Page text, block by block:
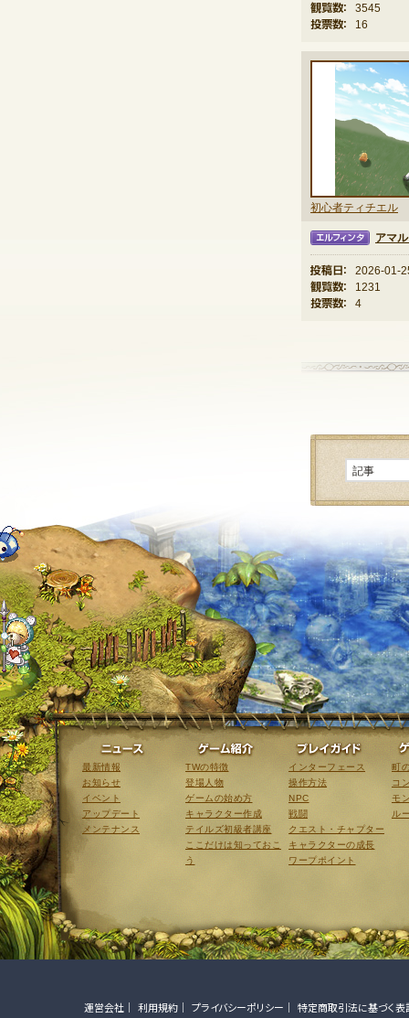
観覧数：
3545
投票数：
16
初心者ティチエル
アマ
投稿日：
2026-01-
観覧数：
1231
投票数：
4
ニュース
最新情報
お知らせ
イベント
アップデート
メンテナンス
ゲーム紹介
TWの特徴
登場人物
ゲームの始め方
キャラクター作成
テイルズ初級者講座
ここだけは知っておこ
う
インターフェース
操作方法
NPC
戦闘
クエスト・チャプター
キャラクターの成長
ワープポイント
町
コ
モ
ル
運営会社 利用規約 プライバシーポリシー 特定商取引法に基づく表